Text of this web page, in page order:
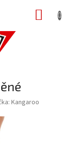
Kangaroo